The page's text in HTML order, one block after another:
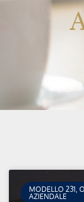
MODELLO 231,
AZIENDALE